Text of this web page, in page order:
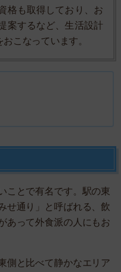
格も取得しており、お
案するなど、生活設計
こなっています。
ことで有名です。駅の東
せ通り」と呼ばれる、飲
あって外食派の人にもお
側と比べて静かなエリア